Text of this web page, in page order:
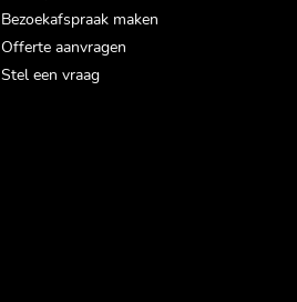
Bezoekafspraak maken
Offerte aanvragen
Stel een vraag